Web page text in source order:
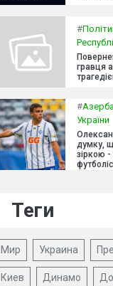
#
гравця
#
України
думку,
зіркою
Теги
Мир Украина
Киев Динамо